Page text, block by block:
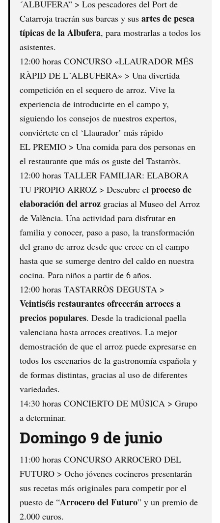
´ALBUFERA” > Los pescadores del Port de
Catarroja traerán sus barcas y sus artes de pesca
típicas de la Albufera, para mostrarlas a todos los
asistentes.
12:00 horas CONCURSO «LLAURADOR MÉS
RÀPID DE L´ALBUFERA» > Una divertida
competición en el sequero de arroz. Vive la
experiencia de introducirte en el campo y,
siguiendo los consejos de nuestros expertos,
conviértete en el ‘Llaurador’ más rápido
EL PREMIO > Una comida para dos personas en
el restaurante que más os guste del Tastarròs.
12:00 horas TALLER FAMILIAR: ELABORA
TU PROPIO ARROZ > Descubre el proceso de
elaboración del arroz gracias al Museo del Arroz
de València. Una actividad para disfrutar en
familia y conocer, paso a paso, la transformación
del grano de arroz desde que crece en el campo
hasta que se sumerge dentro del caldo en nuestra
cocina. Para niños a partir de 6 años.
12:00 horas TASTARRÒS DEGUSTA >
Veintiséis restaurantes ofrecerán arroces a
precios populares. Desde la tradicional paella
valenciana hasta arroces creativos. La mejor
demostración de que el arroz puede expresarse en
todos los escenarios de la gastronomía española y
de formas distintas, gracias al uso de diferentes
variedades.
14:30 horas CONCIERTO DE MÚSICA > Grupo
a determinar.
Domingo 9 de junio
11:00 horas CONCURSO ARROCERO DEL
FUTURO > Ocho jóvenes cocineros presentarán
sus recetas más originales para competir por el
puesto de “Arrocero del Futuro” y un premio de
2.000 euros.